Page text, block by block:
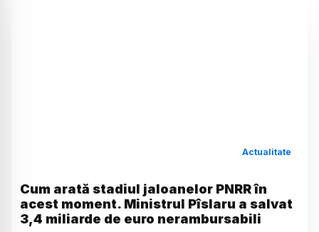
Actualitate
Cum arată stadiul jaloanelor PNRR în
acest moment. Ministrul Pîslaru a salvat
3,4 miliarde de euro nerambursabili